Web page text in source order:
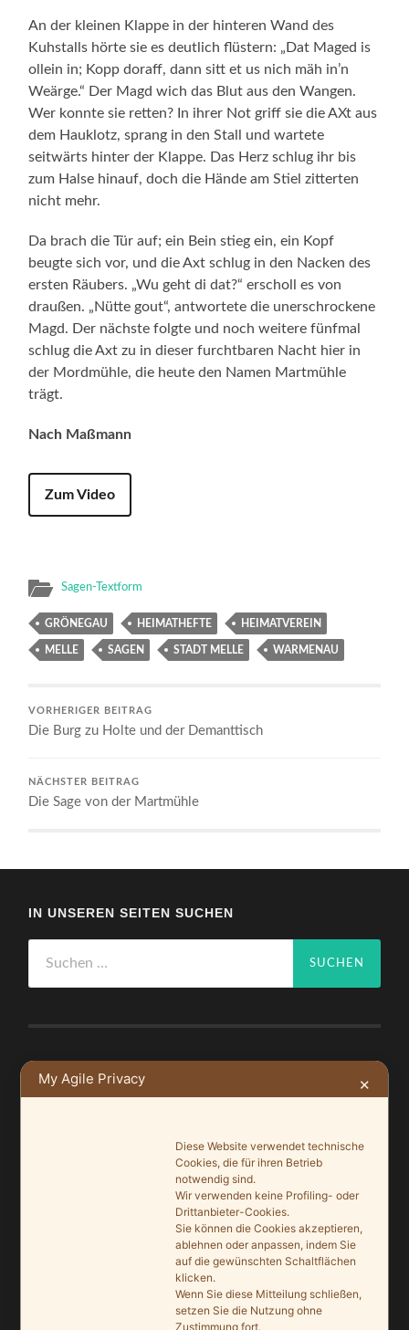
An der kleinen Klappe in der hinteren Wand des
Kuhstalls hörte sie es deutlich flüstern: „Dat Maged is
ollein in; Kopp doraff, dann sitt et us nich mäh in’n
Weärge.“ Der Magd wich das Blut aus den Wangen.
Wer konnte sie retten? In ihrer Not griff sie die AXt aus
dem Hauklotz, sprang in den Stall und wartete
seitwärts hinter der Klappe. Das Herz schlug ihr bis
zum Halse hinauf, doch die Hände am Stiel zitterten
nicht mehr.
Da brach die Tür auf; ein Bein stieg ein, ein Kopf
beugte sich vor, und die Axt schlug in den Nacken des
ersten Räubers. „Wu geht di dat?“ erscholl es von
draußen. „Nütte gout“, antwortete die unerschrockene
Magd. Der nächste folgte und noch weitere fünfmal
schlug die Axt zu in dieser furchtbaren Nacht hier in
der Mordmühle, die heute den Namen Martmühle
trägt.
Nach Maßmann
Zum Video
Sagen-Textform
GRÖNEGAU HEIMATHEFTE HEIMATVEREIN
MELLE SAGEN STADT MELLE WARMENAU
VORHERIGER BEITRAG
Die Burg zu Holte und der Demanttisch
NÄCHSTER BEITRAG
Die Sage von der Martmühle
IN UNSEREN SEITEN SUCHEN
nach:
NEUSTE BEITRÄGE
Saisonauftakt nach Maß im Grönegau-Museum
Melle punktet beim „Tag des offenen Denkmals“
Ein Schaufenster der Denkmalpflege
My Agile Privacy ✕
Diese Website verwendet technische
Cookies, die für ihren Betrieb
notwendig sind.
Wir verwenden keine Profiling- oder
Drittanbieter-Cookies.
Sie können die Cookies akzeptieren,
ablehnen oder anpassen, indem Sie
auf die gewünschten Schaltflächen
klicken.
Wenn Sie diese Mitteilung schließen,
setzen Sie die Nutzung ohne
Zustimmung fort.